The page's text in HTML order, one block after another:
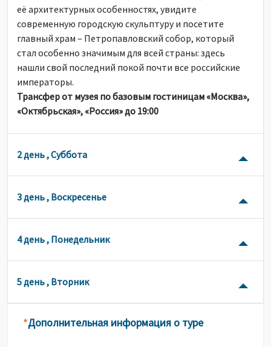
её архитектурных особенностях, увидите
современную городскую скульптуру и посетите
главный храм – Петропавловский собор, который
стал особенно значимым для всей страны: здесь
нашли свой последний покой почти все российские
императоры.
Трансфер от музея по базовым гостиницам «Москва»,
«Октябрьская», «Россия» до 19:00
2 день , Суббота
3 день , Воскресенье
4 день , Понедельник
5 день , Вторник
*Дополнительная информация о туре